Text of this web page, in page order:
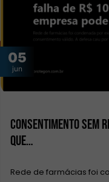
05
jun
Consentimento sem
que…
Rede de farmácias foi